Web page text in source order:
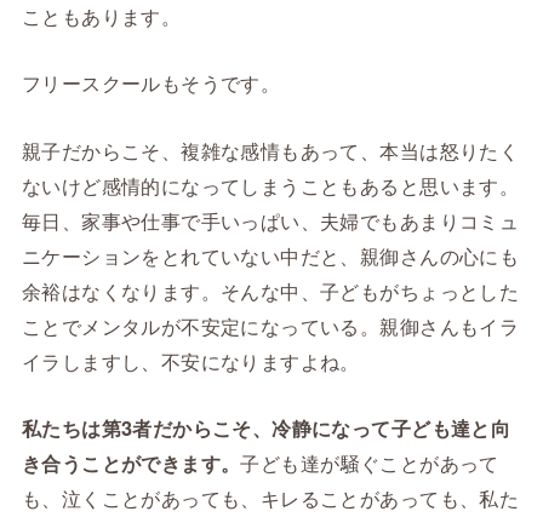
こともあります。
フリースクールもそうです。
親子だからこそ、複雑な感情もあって、本当は怒りたく
ないけど感情的になってしまうこともあると思います。
毎日、家事や仕事で手いっぱい、夫婦でもあまりコミュ
ニケーションをとれていない中だと、親御さんの心にも
余裕はなくなります。そんな中、子どもがちょっとした
ことでメンタルが不安定になっている。親御さんもイラ
イラしますし、不安になりますよね。
私たちは第3者だからこそ、冷静になって子ども達と向
き合うことができます。子ども達が騒ぐことがあって
も、泣くことがあっても、キレることがあっても、私た